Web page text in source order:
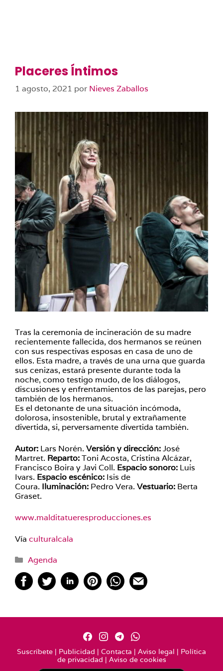
Placeres Íntimos
1 agosto, 2021 por Nieves Zaballos
Tras la ceremonia de incineración de su madre
recientemente fallecida, dos hermanos se reúnen
con sus respectivas esposas en casa de uno de
ellos. Esta madre, a través de una urna que guarda
sus cenizas, estará presente durante toda la
noche, como testigo mudo, de los diálogos,
discusiones y enfrentamientos de las parejas, pero
también de los hermanos.
Es el detonante de una situación incómoda,
dolorosa, insostenible, brutal y extrañamente
divertida, si, perversamente divertida también.
Autor: Lars Norén. Versión y dirección:José
Martret. Reparto:Toni Acosta, Cristina Alcázar,
Francisco Boira y Javi Coll. Espacio sonoro: Luis
Ivars. Espacio escénico: Isis de
Coura. Iluminación: Pedro Vera. Vestuario: Berta
Graset.
www.malditatueresproducciones.es
Vía culturalcala
Categorías
Agenda
Suscríbete | Publicidad | Contacta | Aviso legal | Política
de privacidad | Aviso de cookies